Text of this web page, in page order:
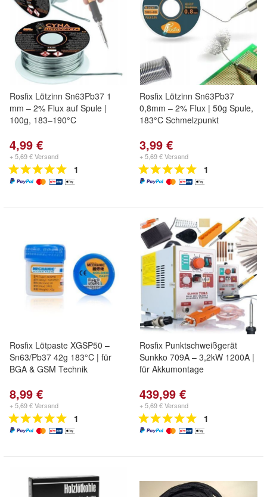
Rosfix Lötzinn Sn63Pb37 1
mm – 2% Flux auf Spule |
100g, 183–190°C
4,99 €
+ 5,69 € Versand
1
Rosfix Lötzinn Sn63Pb37
0,8mm – 2% Flux | 50g Spule,
183°C Schmelzpunkt
3,99 €
+ 5,69 € Versand
1
Rosfix Lötpaste XGSP50 –
Sn63/Pb37 42g 183°C | für
BGA & GSM Technik
8,99 €
+ 5,69 € Versand
1
Rosfix Punktschweißgerät
Sunkko 709A – 3,2kW 1200A |
für Akkumontage
439,99 €
+ 5,69 € Versand
1